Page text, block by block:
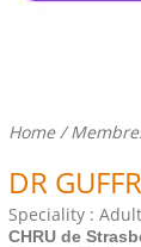
Home/
DR
Speciality : Adult
CHRU de